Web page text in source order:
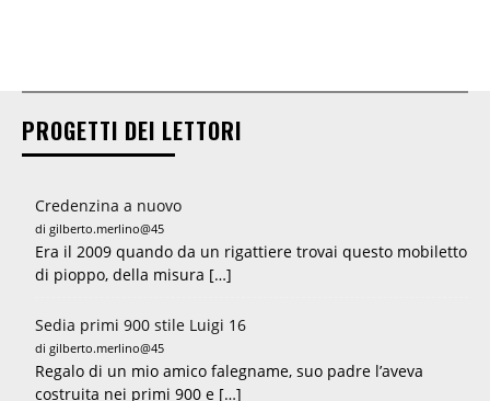
PROGETTI DEI LETTORI
Credenzina a nuovo
di gilberto.merlino@45
Era il 2009 quando da un rigattiere trovai questo mobiletto
di pioppo, della misura […]
Sedia primi 900 stile Luigi 16
di gilberto.merlino@45
Regalo di un mio amico falegname, suo padre l’aveva
costruita nei primi 900 e […]